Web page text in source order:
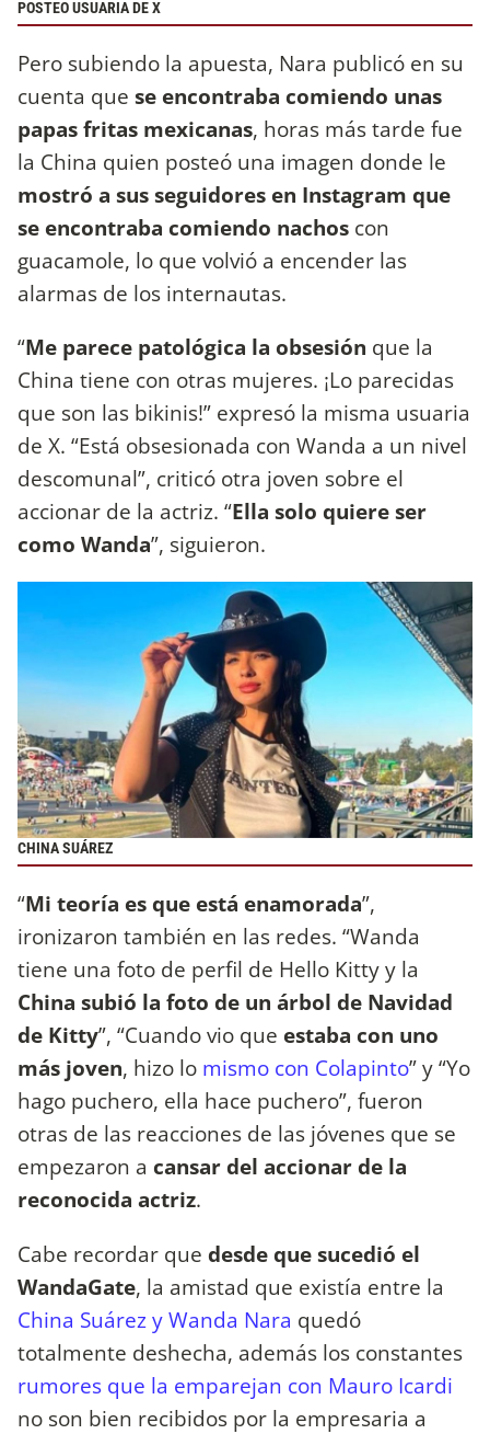
POSTEO USUARIA DE X
Pero subiendo la apuesta, Nara publicó en su
cuenta que se encontraba comiendo unas
papas fritas mexicanas, horas más tarde fue
la China quien posteó una imagen donde le
mostró a sus seguidores en Instagram que
se encontraba comiendo nachos con
guacamole, lo que volvió a encender las
alarmas de los internautas.
“Me parece patológica la obsesión que la
China tiene con otras mujeres. ¡Lo parecidas
que son las bikinis!” expresó la misma usuaria
de X. “Está obsesionada con Wanda a un nivel
descomunal”, criticó otra joven sobre el
accionar de la actriz. “Ella solo quiere ser
como Wanda”, siguieron.
CHINA SUÁREZ
“Mi teoría es que está enamorada”,
ironizaron también en las redes. “Wanda
tiene una foto de perfil de Hello Kitty y la
China subió la foto de un árbol de Navidad
de Kitty”, “Cuando vio que estaba con uno
más joven, hizo lo mismo con Colapinto” y “Yo
hago puchero, ella hace puchero”, fueron
otras de las reacciones de las jóvenes que se
empezaron a cansar del accionar de la
reconocida actriz.
Cabe recordar que desde que sucedió el
WandaGate, la amistad que existía entre la
China Suárez y Wanda Nara quedó
totalmente deshecha, además los constantes
rumores que la emparejan con Mauro Icardi
no son bien recibidos por la empresaria a